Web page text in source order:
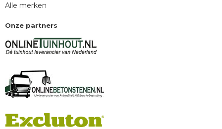
Alle merken
Onze partners